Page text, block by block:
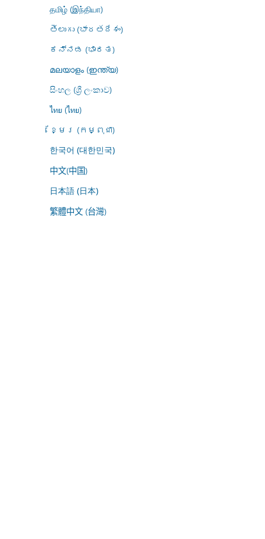
தமிழ் (இந்தியா)
తెలుగు (భారతదేశం)
ಕನ್ನಡ (ಭಾರತ)
മലയാളം (ഇന്ത്യ)
සිංහල (ශ්‍රී ලංකාව)
ไทย (ไทย)
ខ្មែរ (កម្ពុជា)
한국어 (대한민국)
中文(中国)
日本語 (日本)
繁體中文 (台灣)